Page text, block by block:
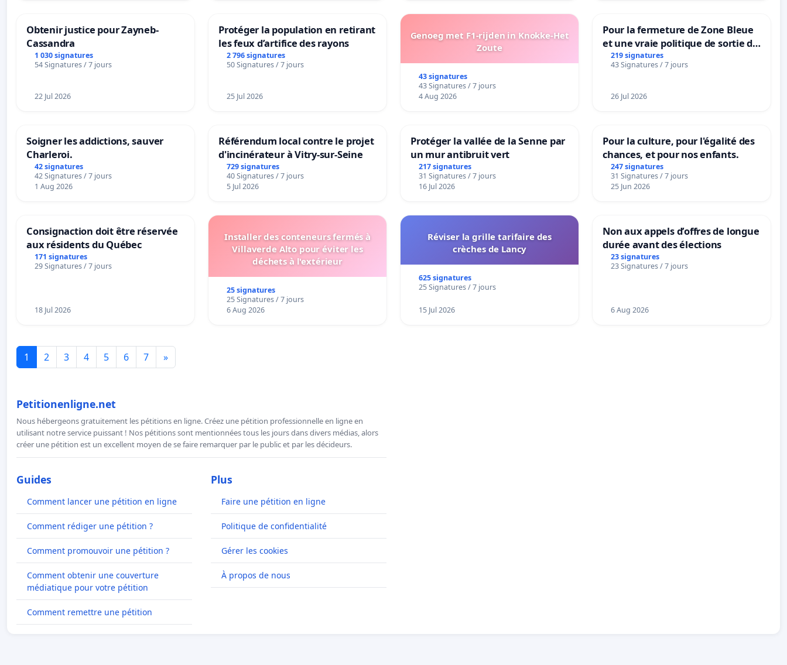
Obtenir justice pour Zayneb-
Cassandra
1 030 signatures
54 Signatures / 7 jours
22 Jul 2026
Protéger la population en retirant
les feux d’artifice des rayons
2 796 signatures
50 Signatures / 7 jours
25 Jul 2026
Genoeg met F1-rijden in Knokke-Het
Zoute
43 signatures
43 Signatures / 7 jours
4 Aug 2026
Pour la fermeture de Zone Bleue
et une vraie politique de sortie de
la dépendance
219 signatures
43 Signatures / 7 jours
26 Jul 2026
Soigner les addictions, sauver
Charleroi.
42 signatures
42 Signatures / 7 jours
1 Aug 2026
Référendum local contre le projet
d'incinérateur à Vitry-sur-Seine
729 signatures
40 Signatures / 7 jours
5 Jul 2026
Protéger la vallée de la Senne par
un mur antibruit vert
217 signatures
31 Signatures / 7 jours
16 Jul 2026
Pour la culture, pour l'égalité des
chances, et pour nos enfants.
247 signatures
31 Signatures / 7 jours
25 Jun 2026
Consignaction doit être réservée
aux résidents du Québec
171 signatures
29 Signatures / 7 jours
18 Jul 2026
Installer des conteneurs fermés à
Villaverde Alto pour éviter les
déchets à l'extérieur
25 signatures
25 Signatures / 7 jours
6 Aug 2026
Réviser la grille tarifaire des
crèches de Lancy
625 signatures
25 Signatures / 7 jours
15 Jul 2026
Non aux appels d’offres de longue
durée avant des élections
23 signatures
23 Signatures / 7 jours
6 Aug 2026
1 2 3 4 5 6 7 »
Petitionenligne.net
Nous hébergeons gratuitement les pétitions en ligne. Créez une pétition professionnelle en ligne en
utilisant notre service puissant ! Nos pétitions sont mentionnées tous les jours dans divers médias, alors
créer une pétition est un excellent moyen de se faire remarquer par le public et par les décideurs.
Guides
Comment lancer une pétition en ligne
Comment rédiger une pétition ?
Comment promouvoir une pétition ?
Comment obtenir une couverture
médiatique pour votre pétition
Comment remettre une pétition
Plus
Faire une pétition en ligne
Politique de confidentialité
Gérer les cookies
À propos de nous